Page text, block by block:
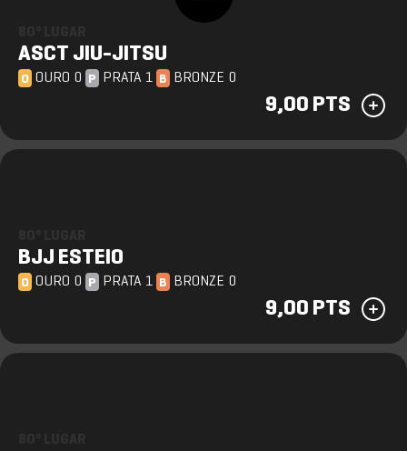
ASCT JIU-JITSU
O OURO 0 P PRATA 1 B BRONZE 0
9,00 PTS
BJJ ESTEIO
O OURO 0 P PRATA 1 B BRONZE 0
9,00 PTS